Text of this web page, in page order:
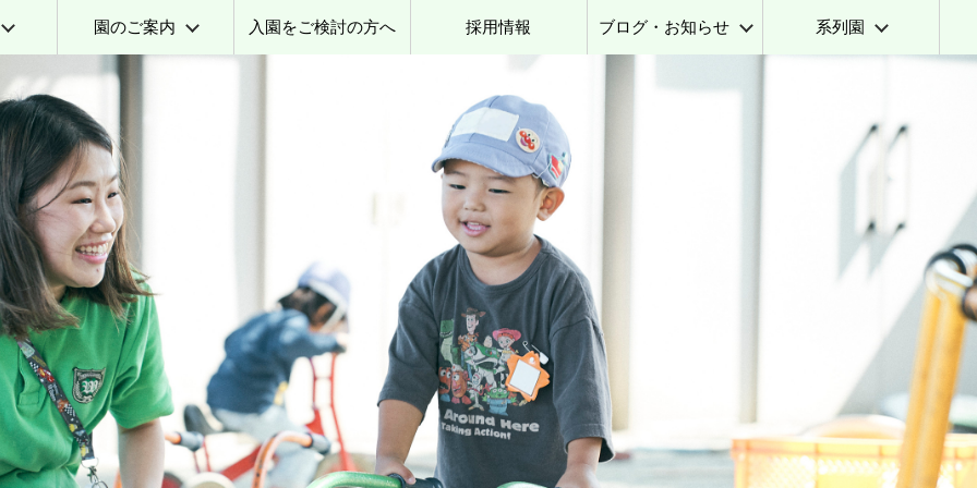
園のご案内 入園をご検討の方へ 採用情報 ブログ・お知らせ 系列園